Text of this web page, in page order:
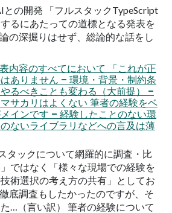
との開発 「フルスタックTypeScript
るにあたっての道標となる発表を
の深掘りはせず、総論的な話をし
容のすべてにおいて 「これが正
ありません – 環境・背景・制約条
るべきことも変わる（大前提） –
サカリはよくない 筆者の経験をベ
インです – 経験したことのない環
ないライブラリなどへの言及は薄
タックについて網羅的に調査・比
ではなく「様々な現場での経験を
術選択の考え方の共有」としてお
底調査もしたかったのですが、そ
…（言い訳） 筆者の経験について